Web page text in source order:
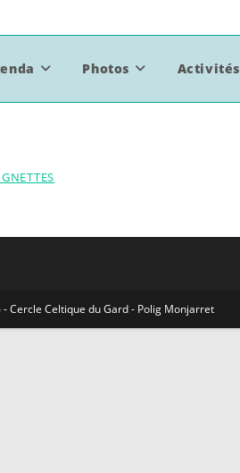
Photos Activités
- Cercle Celtique du Gard - Polig Monjarret